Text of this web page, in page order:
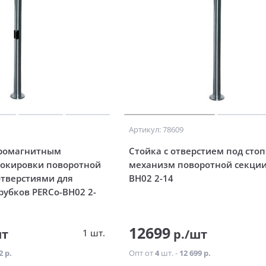
поворотной
для
PERCo-BH02 2-
1 шт.
р.
Артикул: 78609
Стойка с отверстием под
механизм поворотной секции
BH02 2-14
12699р./шт
Опт от4шт. - 12 699 р.